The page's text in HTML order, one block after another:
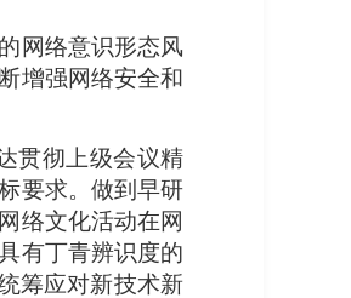
网络意识形态风
增强网络安全和
贯彻上级会议精
要求。做到早研
络文化活动在网
有丁青辨识度的
筹应对新技术新